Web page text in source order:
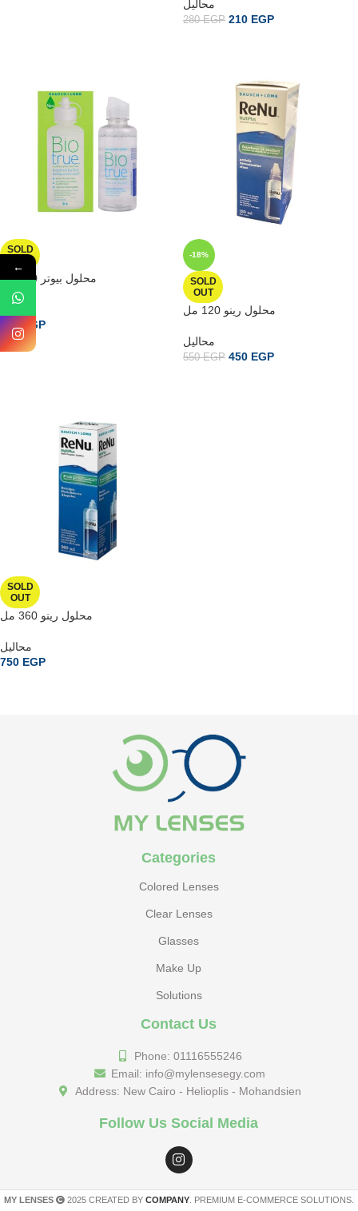
محاليل
280EGP 210 EGP
SOLD
محلول بيوتر 120 مل
650EGP
READ MORE
-18%
SOLD
OUT
محلول رينو 120 مل
محاليل
550EGP 450 EGP
SOLD
OUT
محلول رينو 360 مل
محاليل
750 EGP
Categories
Colored Lenses
Clear Lenses
Glasses
Make Up
Solutions
Contact Us
Phone: 01116555246
Email: info@mylensesegy.com
Address: New Cairo - Helioplis - Mohandsien
Follow Us Social Media
MY LENSES 2025 CREATED BY COMPANY . PREMIUM E-COMMERCE SOLUTIONS.
←